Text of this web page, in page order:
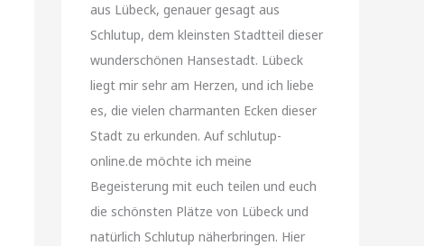
aus Lübeck, genauer gesagt aus
Schlutup, dem kleinsten Stadtteil dieser
wunderschönen Hansestadt. Lübeck
liegt mir sehr am Herzen, und ich liebe
es, die vielen charmanten Ecken dieser
Stadt zu erkunden. Auf schlutup-
online.de möchte ich meine
Begeisterung mit euch teilen und euch
die schönsten Plätze von Lübeck und
natürlich Schlutup näherbringen. Hier